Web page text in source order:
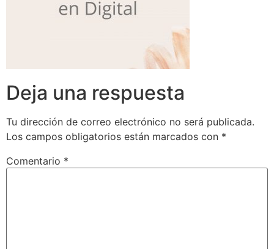
Deja una respuesta
Tu dirección de correo electrónico no será publicada.
Los campos obligatorios están marcados con *
Comentario *